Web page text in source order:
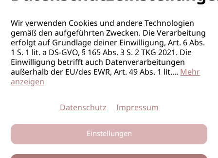
Wir verwenden Cookies und andere Technologien
gemäß den aufgeführten Zwecken. Die Verarbeitung
erfolgt auf Grundlage deiner Einwilligung, Art. 6 Abs.
1 S. 1 lit. a DS-GVO, § 165 Abs. 3 S. 2 TKG 2021. Die
Einwilligung betrifft auch Datenverarbeitungen
außerhalb der EU/des EWR, Art. 49 Abs. 1 lit....Mehr
anzeigen
Datenschutz Impressum
Einstellungen